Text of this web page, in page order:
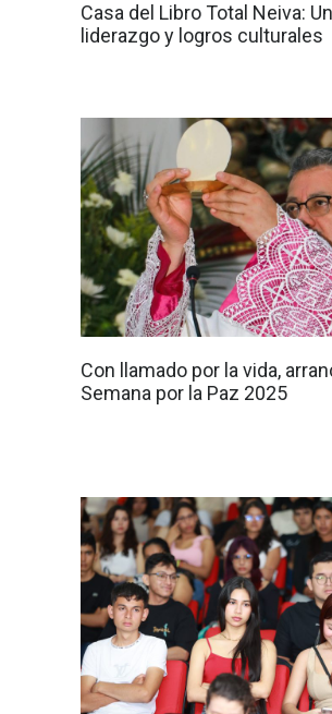
Casa del Libro Total Neiva:
liderazgo y logros culturales
Con llamado por la vida,
Semana por la Paz 2025